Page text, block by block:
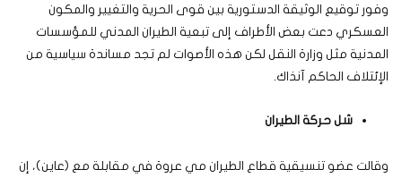
وفور توقيع الوثيقة الدستورية بين قوى الحرية والتغيير والمكون
العسكري دعت بعض الأطراف إلى تبعية الطيران المدني للمؤسسات
المدنية مثل وزارة النقل لكن هذه الأصوات لم تجد مساندة سياسية من
الإئتلاف الحاكم آنذاك.
شل حركة الطيران
وقالت عضو تنسيقية قطاع الطيران مي عروة في مقابلة مع (عاين)، إن